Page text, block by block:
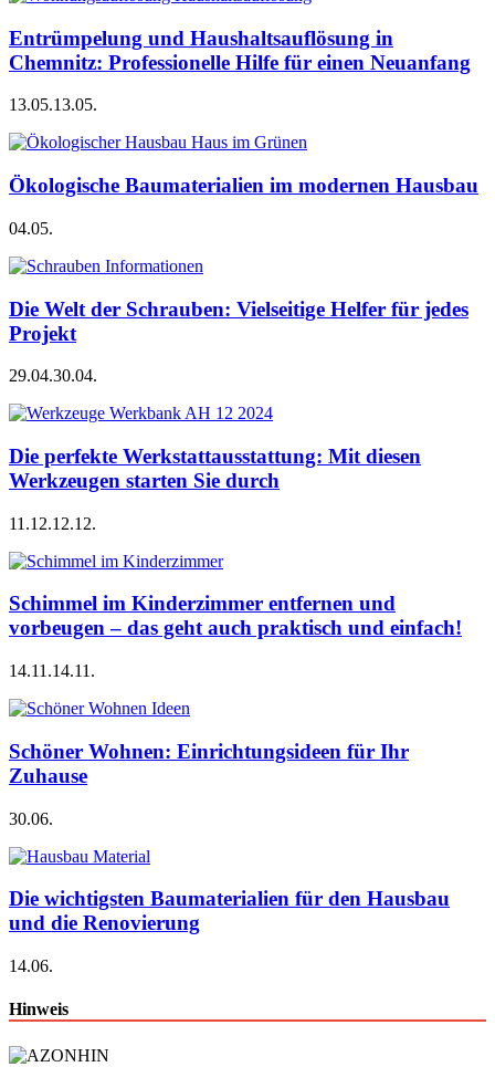
Entrümpelung und Haushaltsauflösung in
Chemnitz: Professionelle Hilfe für einen Neuanfang
13.05.13.05.
Ökologische Baumaterialien im modernen Hausbau
04.05.
Die Welt der Schrauben: Vielseitige Helfer für jedes
Projekt
29.04.30.04.
Die perfekte Werkstattausstattung: Mit diesen
Werkzeugen starten Sie durch
11.12.12.12.
Schimmel im Kinderzimmer entfernen und
vorbeugen – das geht auch praktisch und einfach!
14.11.14.11.
Schöner Wohnen: Einrichtungsideen für Ihr
Zuhause
30.06.
Die wichtigsten Baumaterialien für den Hausbau
und die Renovierung
14.06.
Hinweis